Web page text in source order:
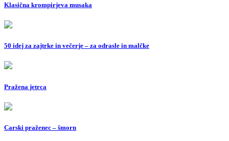
Klasična krompirjeva musaka
50 idej za zajtrke in večerje – za odrasle in malčke
Pražena jetrca
Carski praženec – šmorn